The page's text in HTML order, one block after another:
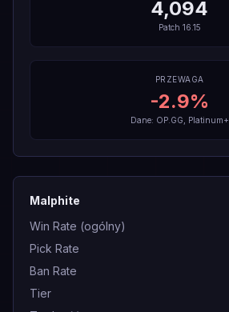
4,094
Patch 16.15
PRZEWAGA
-2.9%
Dane: OP.GG, Platinum+
Malphite
Win Rate (ogólny)
Pick Rate
Ban Rate
Tier